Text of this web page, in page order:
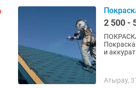
2 500 -
ПОКРАСКА КРЫШ, СТЕН И
и
Атырау,